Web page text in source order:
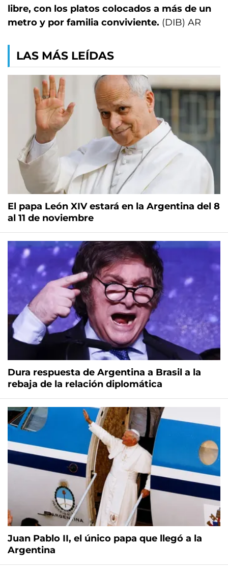
libre, con los platos colocados a más de un
metro y por familia conviviente. (DIB) AR
LAS MÁS LEÍDAS
El papa León XIV estará en la Argentina del 8
al 11 de noviembre
Dura respuesta de Argentina a Brasil a la
rebaja de la relación diplomática
Juan Pablo II, el único papa que llegó a la
Argentina